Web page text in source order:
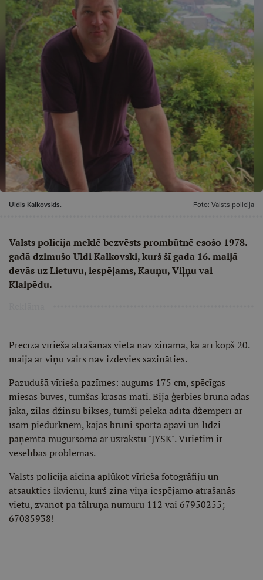
Uldis Kalkovskis. Foto: Valsts policija
Valsts policija meklē bezvēsts prombūtnē esošo 1978.
gadā dzimušo Uldi Kalkovski, kurš šī gada 16. maijā
devās uz Lietuvu, iespējams, Kauņu, Viļņu vai
Klaipēdu.
Precīza vīrieša atrašanās vieta nav zināma, kā arī kopš 20.
maija ar viņu vairs nav izdevies sazināties.
Pazudušā vīrieša pazīmes: augums 175 cm, spēcīgas
miesas būves, tumšas krāsas mati. Bija ģērbies brūnā ādas
jakā, zilās džinsu biksēs, tumši pelēkā adītā džemperī ar
īsām piedurknēm, kājās brūni sporta apavi un līdzi
paņemta mugursoma ar uzrakstu "JYSK". Vīrietim ir
veselības problēmas.
Valsts policija aicina aplūkot vīrieša fotogrāfiju un
atsaukties ikvienu, kurš zina viņa iespējamo atrašanās
vietu, zvanot pa tālruņa numuru 112 vai 67950255;
67085938!